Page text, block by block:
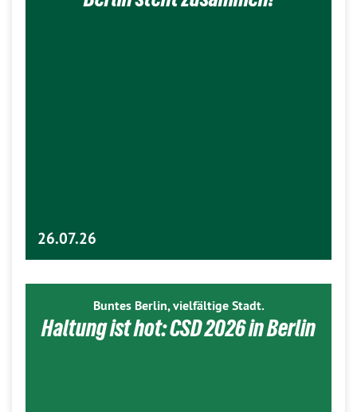
26.07.26
Buntes Berlin, vielfältige Stadt.
Haltung ist hot: CSD 2026 in Berlin